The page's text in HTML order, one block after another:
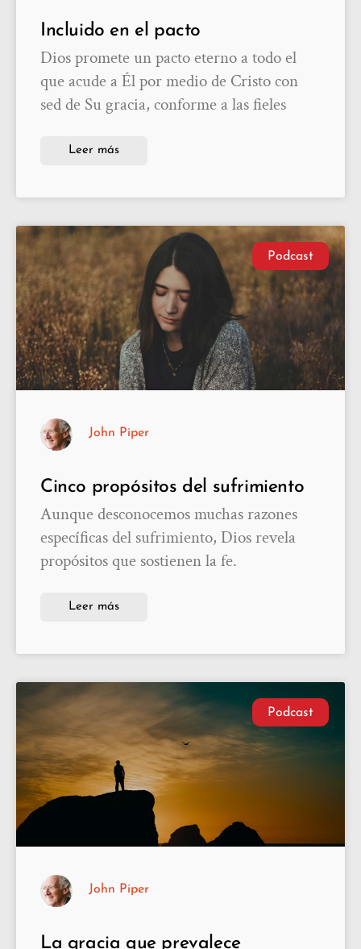
Incluido en el pacto
Dios promete un pacto eterno a todo el
que acude a Él por medio de Cristo con
sed de Su gracia, conforme a las fieles
Leer más
Podcast
Cinco propósitos del sufrimiento
Aunque desconocemos muchas razones
específicas del sufrimiento, Dios revela
propósitos que sostienen la fe.
Leer más
John Piper
Podcast
La gracia que prevalece
John Piper